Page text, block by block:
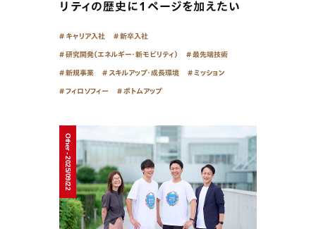
リティの歴史に１ページを加えたい
キャリア入社 新卒入社
研究開発（エネルギー・新モビリティ） 最先端技術
新規事業 スキルアップ・成長環境 ミッション
フィロソフィー ボトムアップ
Other - 2025/09/22